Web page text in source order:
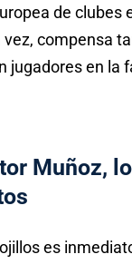
de clubes
vez, compensa
jugadores en la
Muñoz,
es